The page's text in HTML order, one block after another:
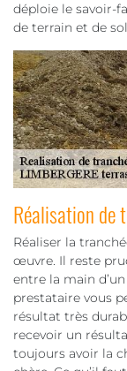
déploie le savoir-
de terrain et de
Réalisation de
Réaliser la
œuvre. Il reste
entre la main
prestataire vous
résultat très
recevoir un
toujours avoir la